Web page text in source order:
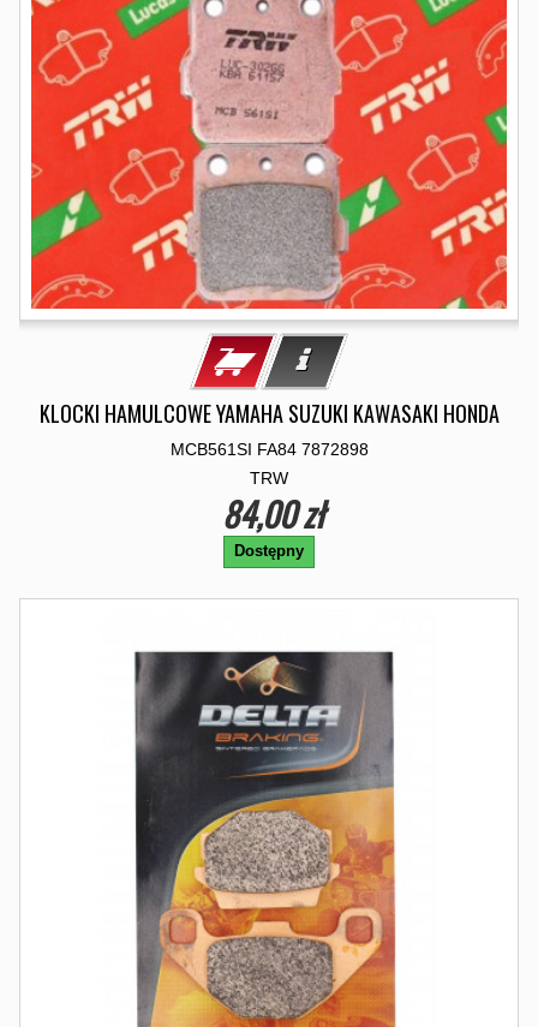
KLOCKI HAMULCOWE YAMAHA SUZUKI KAWASAKI HONDA
MCB561SI FA84 7872898
TRW
84,00 zł
Dostępny